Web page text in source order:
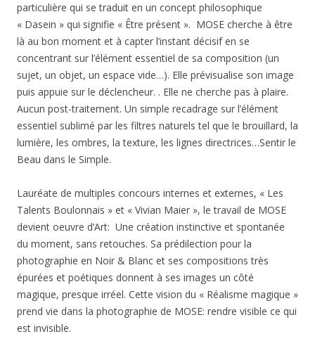
particulière qui se traduit en un concept philosophique
« Dasein » qui signifie « Être présent ». MOSE cherche à être
là au bon moment et à capter l’instant décisif en se
concentrant sur l’élément essentiel de sa composition (un
sujet, un objet, un espace vide…). Elle prévisualise son image
puis appuie sur le déclencheur. . Elle ne cherche pas à plaire.
Aucun post-traitement. Un simple recadrage sur l’élément
essentiel sublimé par les filtres naturels tel que le brouillard, la
lumière, les ombres, la texture, les lignes directrices…Sentir le
Beau dans le Simple.
Lauréate de multiples concours internes et externes, « Les
Talents Boulonnais » et « Vivian Maier », le travail de MOSE
devient oeuvre d’Art: Une création instinctive et spontanée
du moment, sans retouches. Sa prédilection pour la
photographie en Noir & Blanc et ses compositions très
épurées et poétiques donnent à ses images un côté
magique, presque irréel. Cette vision du « Réalisme magique »
prend vie dans la photographie de MOSE: rendre visible ce qui
est invisible.